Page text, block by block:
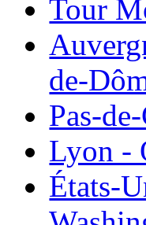
Tour
de-
Pas-
Lyon -
États-